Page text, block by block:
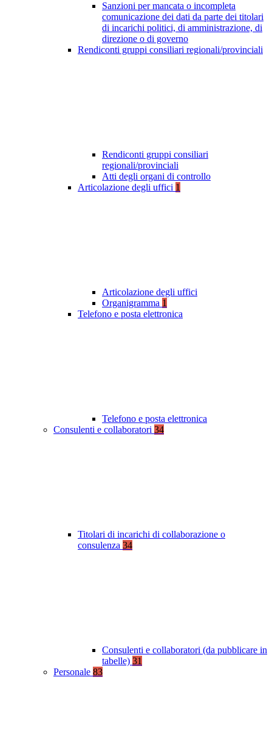
Sanzioni per mancata o incompleta
comunicazione dei dati da parte dei titolari
di incarichi politici, di amministrazione, di
direzione o di governo
Rendiconti gruppi consiliari regionali/provinciali
Rendiconti gruppi consiliari
regionali/provinciali
Atti degli organi di controllo
Articolazione degli uffici 1
Articolazione degli uffici
Organigramma 1
Telefono e posta elettronica
Telefono e posta elettronica
Consulenti e collaboratori 34
Titolari di incarichi di collaborazione o
consulenza 34
Consulenti e collaboratori (da pubblicare in
tabelle) 31
Personale 83